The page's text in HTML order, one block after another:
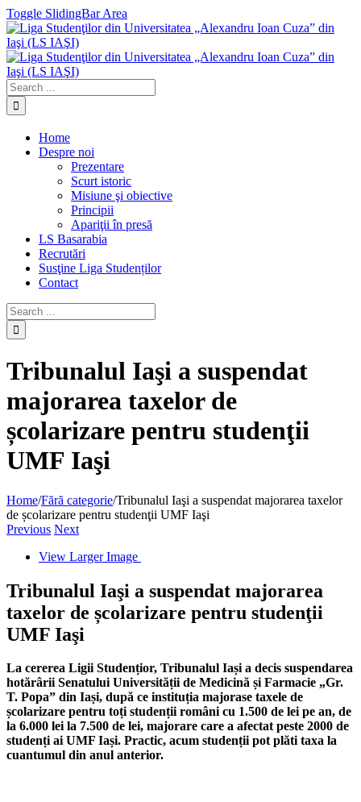
Toggle SlidingBar Area
Home
Despre noi
Prezentare
Scurt istoric
Misiune şi obiective
Principii
Apariţii în presă
LS Basarabia
Recrutări
Susţine Liga Studenților
Contact
Tribunalul Iaşi a suspendat
majorarea taxelor de
școlarizare pentru studenţii
UMF Iaşi
Home/Fără categorie/Tribunalul Iaşi a suspendat majorarea taxelor
de școlarizare pentru studenţii UMF Iaşi
Previous Next
View Larger Image
Tribunalul Iaşi a suspendat majorarea
taxelor de școlarizare pentru studenţii
UMF Iaşi
La cererea Ligii Studențior, Tribunalul Iași a decis suspendarea
hotărârii Senatului Universității de Medicină și Farmacie „Gr.
T. Popa” din Iași, după ce instituția majorase taxele de
școlarizare pentru toți studenții români cu 1.500 de lei pe an, de
la 6.000 lei la 7.500 de lei, majorare care a afectat peste 2000 de
studenți ai UMF Iași. Practic, acum studenții pot plăti taxa la
cuantumul din anul anterior.